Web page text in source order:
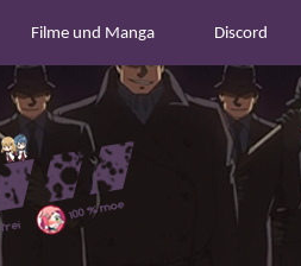
Filme und Manga Discord